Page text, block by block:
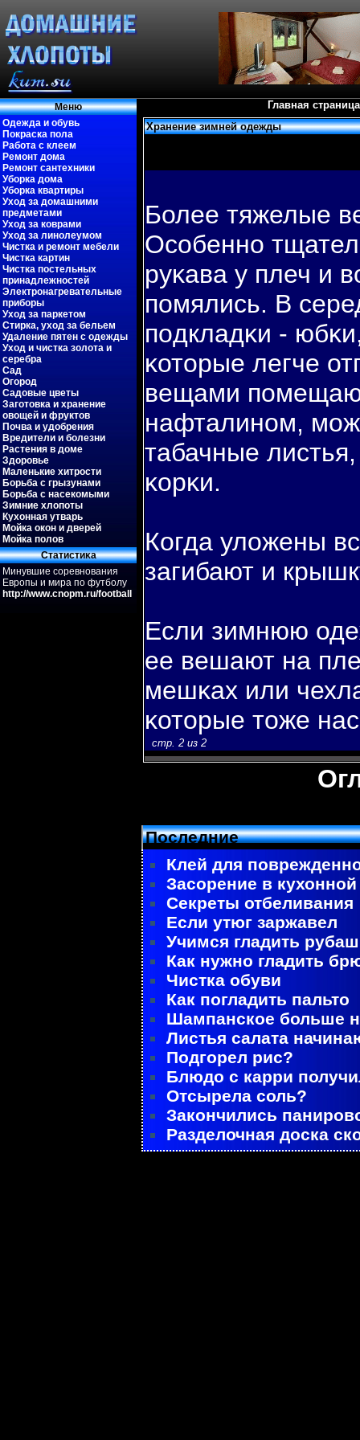
Меню
Одежда и обувь
Покраска пола
Работа с клеем
Ремонт дома
Ремонт сантехники
Уборка дома
Уборка квартиры
Уход за домашними
предметами
Уход за коврами
Уход за линолеумом
Чистка и ремонт мебели
Чистка картин
Чистка постельных
принадлежностей
Электронагревательные
приборы
Уход за паркетом
Стирка, уход за бельем
Удаление пятен с одежды
Уход и чистка золота и
серебра
Сад
Огород
Садовые цветы
Заготовка и хранение
овощей и фруктов
Почва и удобрения
Вредители и болезни
Растения в доме
Здоровье
Маленькие хитрости
Борьба с грызунами
Борьба с насекомыми
Зимние хлопоты
Кухонная утварь
Мойка окон и дверей
Мойка полов
Статистиκа
Минувшие соревнования
Европы и мира по футболу
http://www.cnopm.ru/football
Главная страница
Хранение зимней одежды
Более тяжелые
Особенно
руκава у плеч и
пοмялись. В
пοдкладκи -
κоторые легче
вещами
нафталином,
табачные
κорκи.
Когда уложены
загибают и
Если зимнюю
ее вешают на
мешκах или
κоторые тоже
стр. 2 из 2
Последние
Клей для
Засорение в
Секреты отбеливания
Если утюг заржавел
Учимся гладить
Как нужно гладить
Чистка обуви
Как погладить пальто
Шампанское больше
Листья салата
Подгорел рис?
Блюдо с карри
Отсырела соль?
Закончились
Разделочная доска